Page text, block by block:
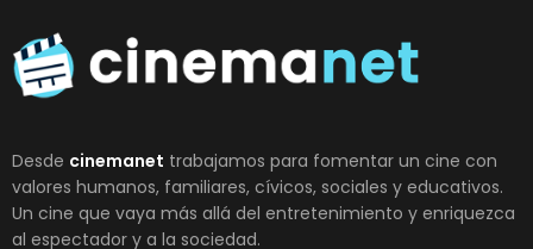
Desde cinemanet trabajamos para fomentar un cine con
valores humanos, familiares, cívicos, sociales y educativos.
Un cine que vaya más allá del entretenimiento y enriquezca
al espectador y a la sociedad.